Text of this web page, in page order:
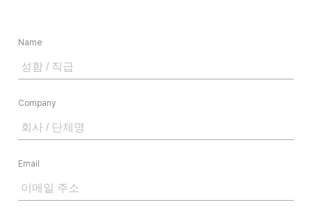
Contact
Name
Company
Email